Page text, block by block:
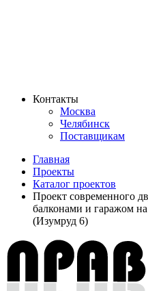
Контакты
Москва
Челябинск
Поставщикам
Главная
Проекты
Каталог проектов
Проект современного
балконами и гаражом
(Изумруд 6)